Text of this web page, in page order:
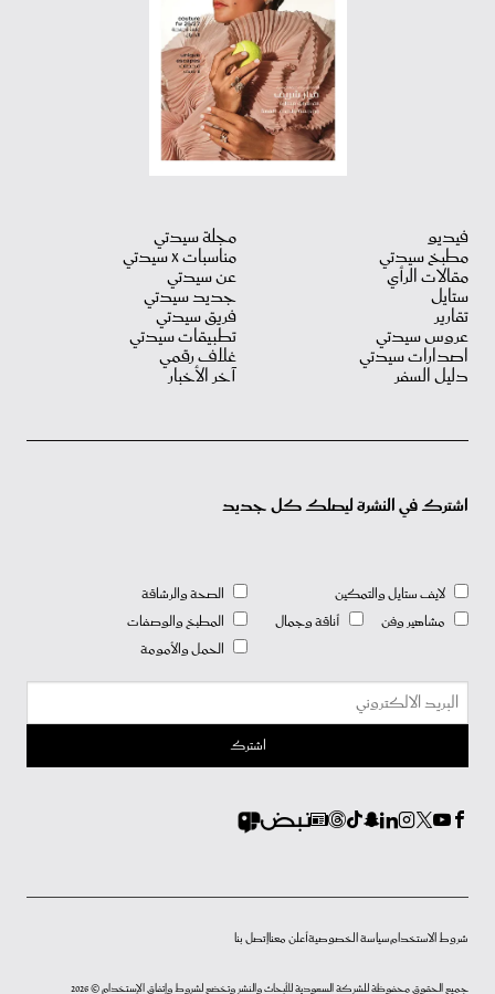
فيديو
مطبخ سيدتي
مقالات الرأي
ستايل
تقارير
عروس سيدتي
اصدارات سيدتي
دليل السفر
مجلة سيدتي
مناسبات X سيدتي
عن سيدتي
جديد سيدتي
فريق سيدتي
تطبيقات سيدتي
غلاف رقمي
آخر الأخبار
اشترك في النشرة ليصلك كل جديد
لايف ستايل والتمكين
مشاهير وفن
أناقة وجمال
الصحة والرشاقة
المطبخ والوصفات
الحمل والأمومة
شروط الاستخدامسياسة الخصوصيةأعلن معناإتصل بنا
جميع الحقوق محفوظة للشركة السعودية للأبحاث والنشر وتخضع لشروط وإتفاق الإستخدام © 2026